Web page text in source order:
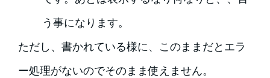
う事になります。
ただし、書かれている様に、このままだとエラ
ー処理がないのでそのまま使えません。